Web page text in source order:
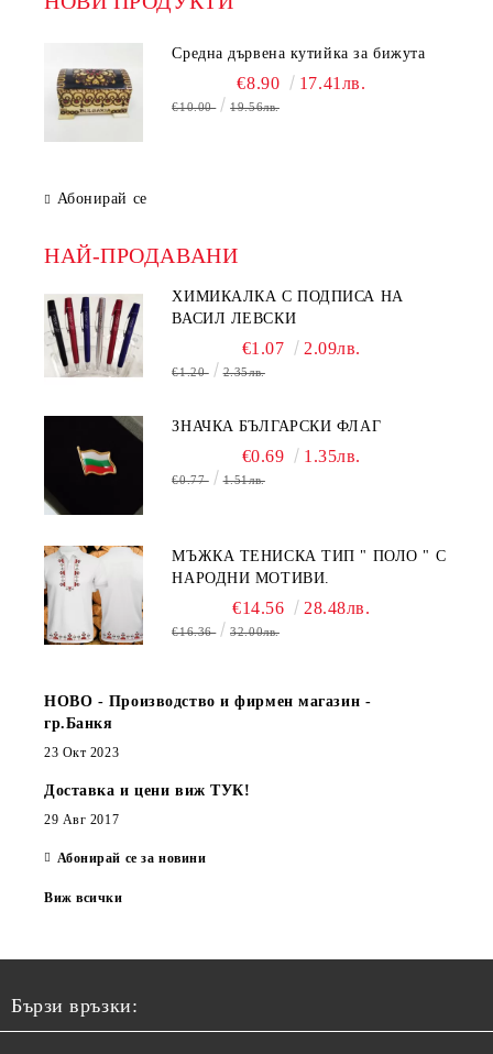
Средна дървена кутийка за бижута
€8.90 17.41лв.
€10.00 19.56лв.
Абонирай се
НАЙ-ПРОДАВАНИ
ХИМИКАЛКА С ПОДПИСА НА
ВАСИЛ ЛЕВСКИ
€1.07 2.09лв.
€1.20 2.35лв.
ЗНАЧКА БЪЛГАРСКИ ФЛАГ
€0.69 1.35лв.
€0.77 1.51лв.
МЪЖКА ТЕНИСКА ТИП " ПОЛО " С
НАРОДНИ МОТИВИ.
€14.56 28.48лв.
€16.36 32.00лв.
НОВО - Производство и фирмен магазин -
гр.Банкя
23 Окт 2023
Доставка и цени виж ТУК!
29 Авг 2017
Абонирай се за новини
Виж всички
Бързи връзки: